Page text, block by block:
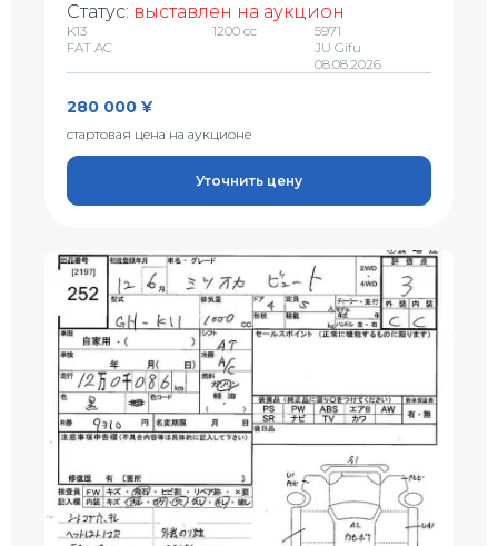
Статус: выставлен на аукцион
K13
FAT AC
1200 сс
5971
JU Gifu
08.08.2026
280 000 ¥
стартовая цена на аукционе
Уточнить цену